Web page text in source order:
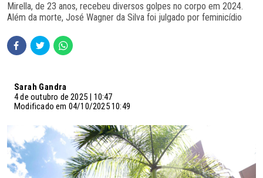
Mirella, de 23 anos, recebeu diversos golpes no corpo em 2024.
Além da morte, José Wagner da Silva foi julgado por feminicídio
Sarah Gandra
4 de outubro de 2025 | 10:47
Modificado em 04/10/2025 10:49